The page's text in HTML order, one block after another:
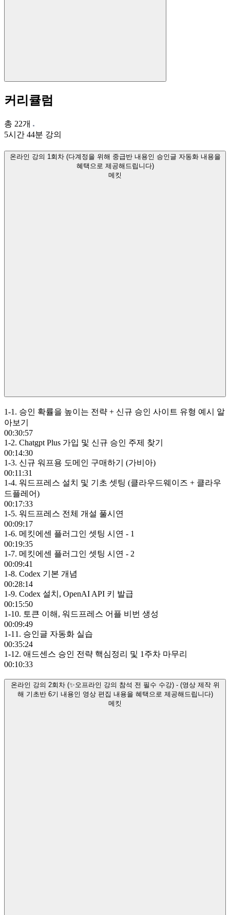
커리큘럼
총 22개
5시간 44분 강의
온라인 강의 1회차 (다계정을 위해 중급반 내용인 승인글 자동화 내용을
혜택으로 제공해드립니다)
메킷
1-1. 승인 확률을 높이는 전략 + 신규 승인 사이트 유형 예시 알
아보기
00:30:57
1-2. Chatgpt Plus 가입 및 신규 승인 주제 찾기
00:14:30
1-3. 신규 워프용 도메인 구매하기 (가비아)
00:11:31
1-4. 워드프레스 설치 및 기초 셋팅 (클라우드웨이즈 + 클라우
드플레어)
00:17:33
1-5. 워드프레스 전체 개설 풀시연
00:09:17
1-6. 메킷에센 플러그인 셋팅 시연 - 1
00:19:35
1-7. 메킷에센 플러그인 셋팅 시연 - 2
00:09:41
1-8. Codex 기본 개념
00:28:14
1-9. Codex 설치, OpenAI API 키 발급
00:15:50
1-10. 토큰 이해, 워드프레스 어플 비번 생성
00:09:49
1-11. 승인글 자동화 실습
00:35:24
1-12. 애드센스 승인 전략 핵심정리 및 1주차 마무리
00:10:33
온라인 강의 2회차 (✨오프라인 강의 참석 전 필수 수강) - (영상 제작 위
해 기초반 6기 내용인 영상 편집 내용을 혜택으로 제공해드립니다)
메킷